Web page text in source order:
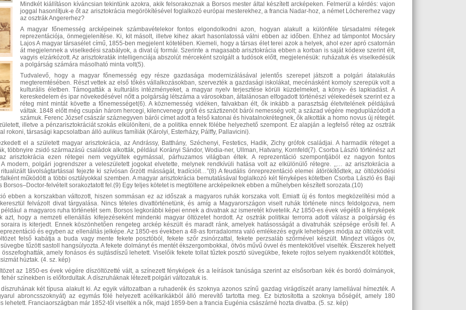
Mindkét kiállításon kíváncsian tekintünk azokra, akik felsorakoznak a Borsos mester által készített arcképeken. Felmerül a kérdés: vajon
joggal hasonlítjuk-e őt az arisztokrácia megörökítésével foglalkozó európai mesterekhez, a francia Nadar-hoz, a német Löchererhez vagy
az osztrák Angererhez?
A magyar főnemesség arcképeinek számbavételekor fontos elgondolkodni azon, hogyan alakult a különféle társadalmi rétegek
reprezentációja, önmegjelenítése. Ki, kit másolt, illetve kihez akart hasonlatossá válni ebben az időben. Ehhez ad támpontot Mocsáry
Lajos A magyar társasélet című, 1855-ben megjelent kötetében. Kiemeli, hogy a társas élet terei azok a helyek, ahol ezer apró csatornán
át megjelennek a viselkedési szabályok, a divat új formái. Szerinte a magasabb arisztokrácia ebben a korban is saját kódexe szerint élt,
vagyis elzárkózott. Az arisztokraták intelligenciája abszolút mérceként szolgált a tudósok előtt, megjelenésük: ruházatuk és viselkedésük
a polgárság számára másolható minta volt(5).
Tudvalevő, hogy a magyar főnemesség egy része gazdasága modernizálásával jelentős szerepet játszott a polgári átalakulás
megteremtésében. Részt vettek az első tőkés vállalkozásokban, szervezték a gazdasági iskolákat, mecénásként komoly szerepük volt a
kulturális életben. Támogatták a kulturális intézményeket, a magyar nyelv terjesztése körüli küzdelmeket, a könyv- és lapkiadást. A
kereskedelem és ipar növekedésével nőtt a polgárság létszáma a városokban, általánosan elfogadott történészi vélekedések szerint ez a
réteg mint mintát követte a főnemességet(6). A köznemesség vidéken, falvakban élt, ők inkább a parasztság életvitelének példájává
váltak. 1848 előtt még csupán három hercegi, kilencvenegy grófi és száztizenöt bárói nemesség volt; a század végére megduplázódott a
számuk. Ferenc József császár száznegyven bárói címet adott a felső katonai és hivatalnokrétegnek, ők alkották a homo novus új rétegét.
illetve a pénzarisztokráciát szokás elkülöníteni, de a politika ennek fölébe helyezhető szempont. Ez alapján a legfelső réteg az osztrák
rokoni, társasági kapcsolatban álló aulikus famíliák (Károlyi, Esterházy, Pálffy, Pallavicini).
el a született magyar arisztokrácia, az Andrássy, Batthány, Széchenyi, Festetics, Hadik, Zichy grófok családjai. A harmadik réteget a
többnyire zsidó származású családok alkották, például Korányi Sándor, Wodia-ner, Ullman, Hatvany, Kornfeld(7). Csorba László történész azt
arisztokrácia ezen rétegei nem vegyültek egymással, párhuzamos világban éltek. A reprezentáció szempontjából ez nagyon fontos
A modern, polgári jogrendszer a veleszületett jogokat elvetette, melynek rendkívüli hatása volt az elkülönülő rétegre. ,,… az arisztokrácia a
távolságtartással fejezte ki szívósan őrzött másságát, tradícióit…”(8) A feudális önreprezentáció elemei átörökítődtek, az öltözködési
működött a többi osztályokkal szemben. A magyar arisztokrácia bemutatásával foglalkozó két fényképes kötetben Csorba László és Baji
Borsos–Doctor-felvételt sorakoztatott fel.(9) Egy teljes kötetet is megtöltene arcképeiknek ebben a műhelyben készített sorozata.(10)
ebben a korszakban változott, hiszen sommásan ez az időszak a magyaros ruhák korszaka volt. Emiatt új és fontos megközelítési mód a
felvázolt divat tárgyalása. Nincs tételes divattörténetünk, és amíg a Magyarországon viselt ruhák története nincs feldolgozva, nem
a magyaros ruha történetét sem. Borsos legkorábbi képei ennek a divatnak az ismeretét követelik. Az 1850-es évek végétől a fényképek
azt, hogy a nemzeti ellenállás kifejezéseként mindenki magyar öltözetet hordott. Az osztrák politikai terrorra adott válasz a polgárság és
soraira is kiterjedt. Ennek köszönhetően rengeteg arckép készült és maradt ránk, amelyek hatásosságát a divatruhák szépsége erősíti fel. A
és egyben az ellenállás jelképe. Az 1850-es években a 48-as forradalomra való emlékezés egyik lehetséges módja az öltözék volt.
felső kabátja a buda vagy mente fekete posztóból, fekete szőr zsinórzattal, fekete perzsaláb szőrmével készült. Mindezt világos öv,
tűzött sastoll hangsúlyozta. A fekete dolmányt és mentét ékszergombokkal, ötvös művű övvel és mentekötővel viselték. Ékszerek helyett
amely fonásos és sujtásdíszű lehetett. Viselőik fekete tollat tűztek posztó süvegükbe, fekete rojtos selyem nyakkendőt kötöttek,
húztak. (4. sz. kép)
az 1850-es évek végére díszöltözetté vált, a színezett fényképek és a leírások tanúsága szerint az elsősorban kék és bordó dolmányok,
színekben is előfordultak. A díszruháknak létezett polgári változatuk is.
két típusa alakult ki. Az egyik változatban a ruhaderék és szoknya azonos színű gazdag virágdíszét arany lamellával hímezték. A
abroncsszoknyát) az egymás fölé helyezett acélkarikákból álló merevítő tartotta meg. Ez biztosította a szoknya bőségét, amely 180
lehetett. Franciaországban már 1852-től viselték a nők, majd 1859-ben a francia Eugénia császárné hozta divatba. (5. sz. kép)